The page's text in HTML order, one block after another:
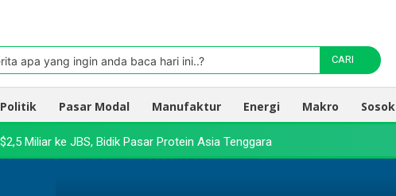
Pasaroleh TradingView
apa yang ingin anda baca hari ini..? CARI
Politik Pasar Modal Manufaktur Energi Makro Sosok
Miliar ke JBS, Bidik Pasar Protein Asia Tenggara